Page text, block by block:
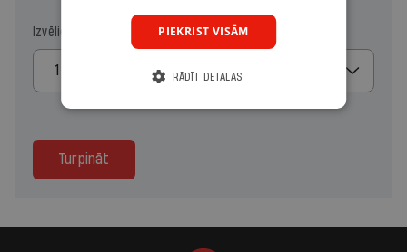
Izvēlies kopiju skaitu
1
Turpināt
PIEKRIST VISĀM
RĀDĪT DETAĻAS